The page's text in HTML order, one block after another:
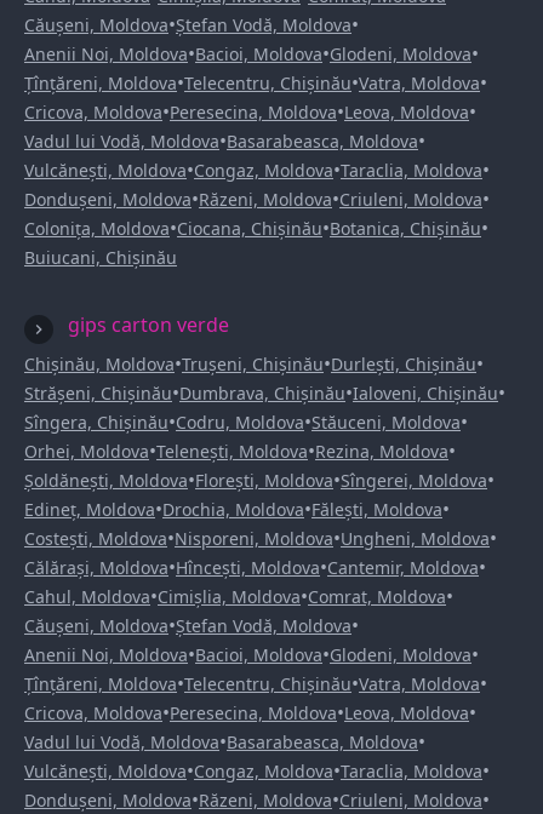
Căușeni, Moldova•Ștefan Vodă, Moldova•
Anenii Noi, Moldova•Bacioi, Moldova•Glodeni, Moldova•
Țînțăreni, Moldova•Telecentru, Chișinău•Vatra, Moldova•
Cricova, Moldova•Peresecina, Moldova•Leova, Moldova•
Vadul lui Vodă, Moldova•Basarabeasca, Moldova•
Vulcănești, Moldova•Congaz, Moldova•Taraclia, Moldova•
Dondușeni, Moldova•Răzeni, Moldova•Criuleni, Moldova•
Colonița, Moldova•Ciocana, Chișinău•Botanica, Chișinău•
Buiucani, Chișinău
gips carton verde
Chișinău, Moldova•Trușeni, Chișinău•Durlești, Chișinău•
Strășeni, Chișinău•Dumbrava, Chișinău•Ialoveni, Chișinău•
Sîngera, Chișinău•Codru, Moldova•Stăuceni, Moldova•
Orhei, Moldova•Telenești, Moldova•Rezina, Moldova•
Șoldănești, Moldova•Florești, Moldova•Sîngerei, Moldova•
Edineț, Moldova•Drochia, Moldova•Fălești, Moldova•
Costești, Moldova•Nisporeni, Moldova•Ungheni, Moldova•
Călărași, Moldova•Hîncești, Moldova•Cantemir, Moldova•
Cahul, Moldova•Cimișlia, Moldova•Comrat, Moldova•
Căușeni, Moldova•Ștefan Vodă, Moldova•
Anenii Noi, Moldova•Bacioi, Moldova•Glodeni, Moldova•
Țînțăreni, Moldova•Telecentru, Chișinău•Vatra, Moldova•
Cricova, Moldova•Peresecina, Moldova•Leova, Moldova•
Vadul lui Vodă, Moldova•Basarabeasca, Moldova•
Vulcănești, Moldova•Congaz, Moldova•Taraclia, Moldova•
Dondușeni, Moldova•Răzeni, Moldova•Criuleni, Moldova•